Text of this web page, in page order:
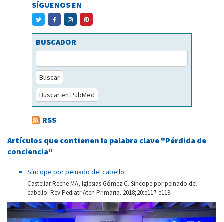
SÍGUENOS EN
BUSCADOR
Buscar
Buscar en PubMed
RSS
Artículos que contienen la palabra clave "Pérdida de
conciencia"
Síncope por peinado del cabello
Castellar Reche MA, Iglesias Gómez C. Síncope por peinado del
cabello. Rev Pediatr Aten Primaria. 2018;20:e117-e119.